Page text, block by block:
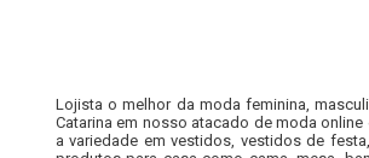
Lojista o melhor da moda feminina,
Catarina em nosso atacado de moda
a variedade em vestidos, vestidos de